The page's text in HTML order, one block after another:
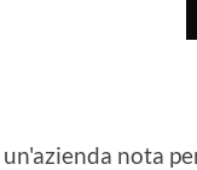
nota